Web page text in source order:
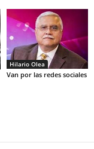
Hilario Olea
Van por las redes sociales